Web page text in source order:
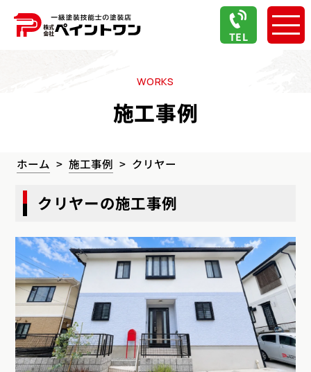
TEL
WORKS
施工事例
ホーム 施工事例 クリヤー
クリヤーの施工事例